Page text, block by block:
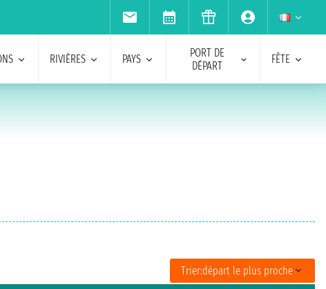
RIVIÈRES PAYS
PORT DE
DÉPART
FÊTE
Trier:départ le plus proche